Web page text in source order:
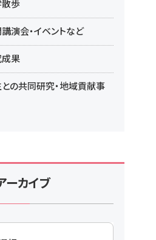
歩
演会・イベントなど
果
の共同研究・地域貢献事
ーカイブ